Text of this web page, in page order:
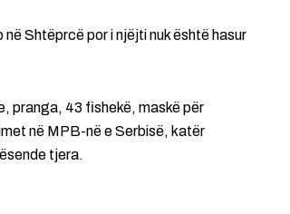
Shtëprcë por i njëjti nuk është hasur
pranga, 43 fishekë, maskë për
në MPB-në e Serbisë, katër
tjera.